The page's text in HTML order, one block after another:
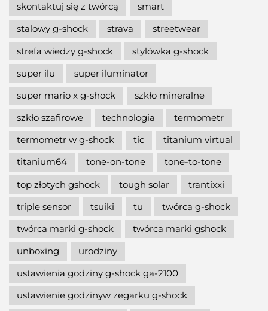
skontaktuj się z twórcą
smart
stalowy g-shock
strava
streetwear
strefa wiedzy g-shock
stylówka g-shock
super ilu
super iluminator
super mario x g-shock
szkło mineralne
szkło szafirowe
technologia
termometr
termometr w g-shock
tic
titanium virtual
titanium64
tone-on-tone
tone-to-tone
top złotych gshock
tough solar
trantixxi
triple sensor
tsuiki tu
twórca g-shock
twórca marki g-shock
twórca marki gshock
unboxing
urodziny
ustawienia godziny g-shock ga-2100
ustawienie godzinyw zegarku g-shock